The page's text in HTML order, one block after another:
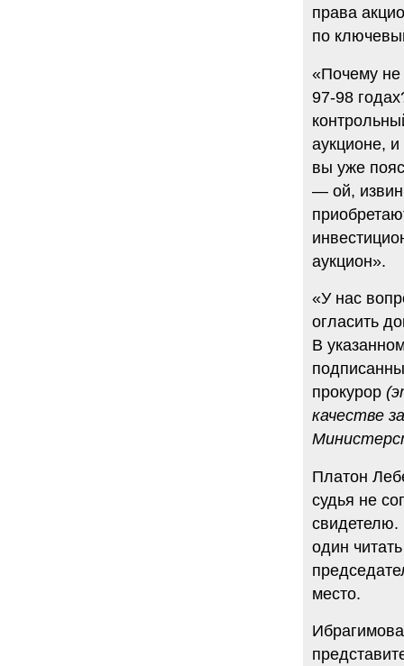
права
по
«Почему не
97-98
аукционе,
вы уже
— ой,
аукцион».
«У нас
огласить
В
прокурор
качестве
Платон
судья не
свидетелю.
один
место.